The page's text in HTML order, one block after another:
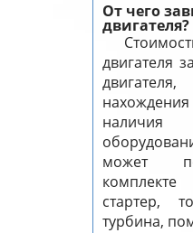
От чего
двигателя?
двигателя
может
стартер,
турбина,